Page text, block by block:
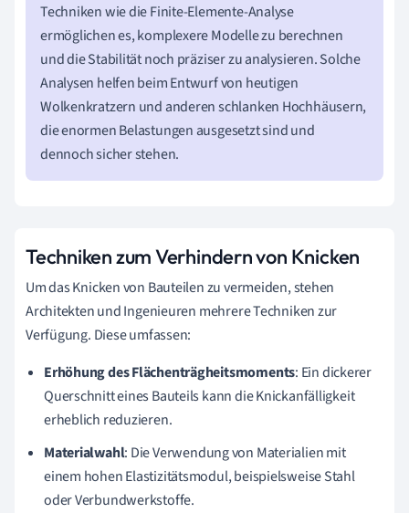
Techniken wie die Finite-Elemente-Analyse
ermöglichen es, komplexere Modelle zu berechnen
und die Stabilität noch präziser zu analysieren. Solche
Analysen helfen beim Entwurf von heutigen
Wolkenkratzern und anderen schlanken Hochhäusern,
die enormen Belastungen ausgesetzt sind und
dennoch sicher stehen.
Techniken zum Verhindern von Knicken
Um das Knicken von Bauteilen zu vermeiden, stehen
Architekten und Ingenieuren mehrere Techniken zur
Verfügung. Diese umfassen:
Erhöhung des Flächenträgheitsmoments: Ein dickerer
Querschnitt eines Bauteils kann die Knickanfälligkeit
erheblich reduzieren.
Materialwahl: Die Verwendung von Materialien mit
einem hohen Elastizitätsmodul, beispielsweise Stahl
oder Verbundwerkstoffe.